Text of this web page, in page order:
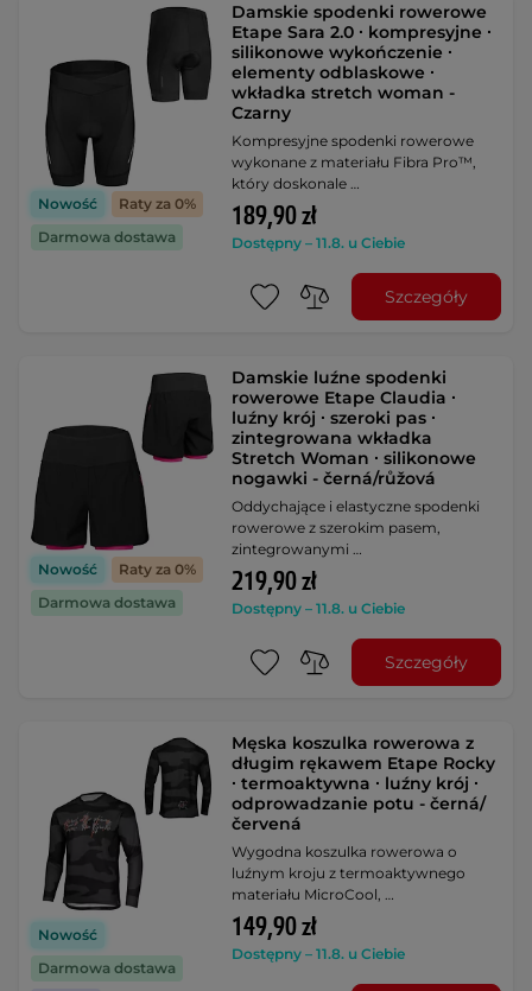
Nowość
Raty za 0%
Darmowa dostawa
Damskie spodenki rowerowe
Etape Sara 2.0 ∙ kompresyjne ∙
silikonowe wykończenie ∙
elementy odblaskowe ∙
wkładka stretch woman -
Czarny
Kompresyjne spodenki rowerowe
wykonane z materiału Fibra Pro™,
który doskonale …
189,90 zł
Dostępny – 11.8. u Ciebie
Szczegóły
Nowość
Raty za 0%
Darmowa dostawa
Damskie luźne spodenki
rowerowe Etape Claudia ∙
luźny krój ∙ szeroki pas ∙
zintegrowana wkładka
Stretch Woman ∙ silikonowe
nogawki - černá/růžová
Oddychające i elastyczne spodenki
rowerowe z szerokim pasem,
zintegrowanymi …
219,90 zł
Dostępny – 11.8. u Ciebie
Szczegóły
Nowość
Darmowa dostawa
Męska koszulka rowerowa z
długim rękawem Etape Rocky
∙ termoaktywna ∙ luźny krój ∙
odprowadzanie potu - černá/
červená
Wygodna koszulka rowerowa o
luźnym kroju z termoaktywnego
materiału MicroCool, …
149,90 zł
Dostępny – 11.8. u Ciebie